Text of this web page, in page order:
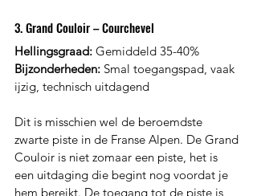
3. Grand Couloir – Courchevel
Hellingsgraad: Gemiddeld 35-40%
Bijzonderheden: Smal toegangspad, vaak
ijzig, technisch uitdagend
Dit is misschien wel de beroemdste
zwarte piste in de Franse Alpen. De Grand
Couloir is niet zomaar een piste, het is
een uitdaging die begint nog voordat je
hem bereikt. De toegang tot de piste is